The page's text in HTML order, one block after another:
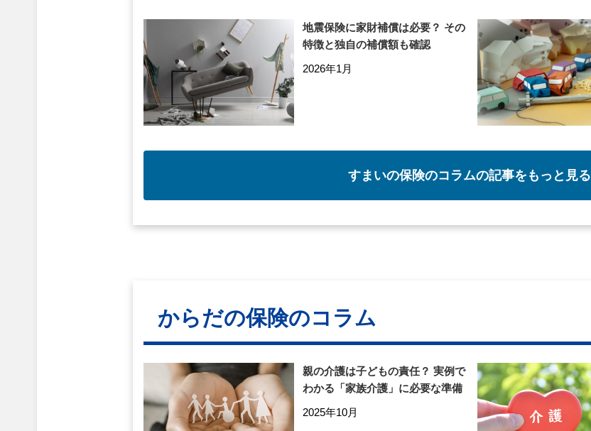
地震保険に家財補償は必要？ その
特徴と独自の補償額も確認
2026年1月
すまいの保険のコラムの記事をもっと見る
からだの保険のコラム
親の介護は子どもの責任？ 実例で
わかる「家族介護」に必要な準備
2025年10月